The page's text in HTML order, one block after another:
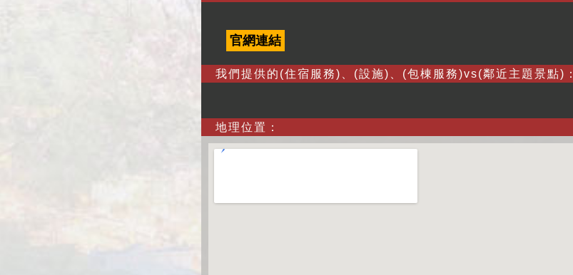
官網連結
我們提供的(住宿服務)、(設施)、(包棟服務)vs(鄰近主題景點)：
地理位置：